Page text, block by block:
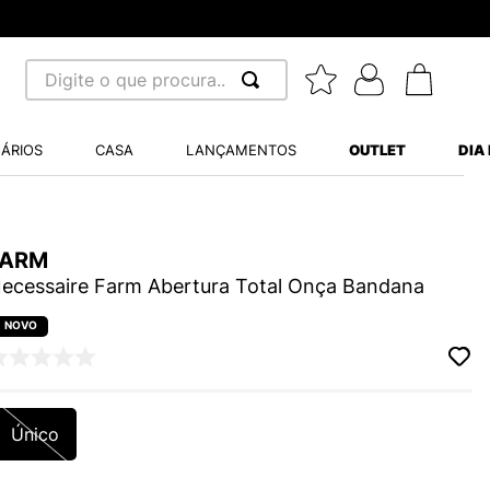
Digite o que procura...
CASA LANÇAMENTOS OUTLET DIA
Farm Abertura Total Onça Bandana
Único
BALANCE 530
BABY
VANS ULTRARANGE